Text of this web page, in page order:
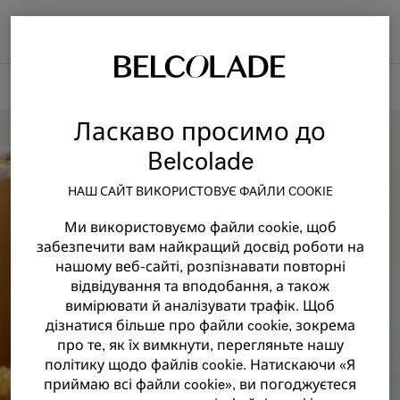
Ласкаво просимо до
Belcolade
НАШ САЙТ ВИКОРИСТОВУЄ ФАЙЛИ COOKIE
Ми використовуємо файли cookie, щоб
забезпечити вам найкращий досвід роботи на
нашому веб-сайті, розпізнавати повторні
відвідування та вподобання, а також
вимірювати й аналізувати трафік. Щоб
дізнатися більше про файли cookie, зокрема
про те, як їх вимкнути, перегляньте нашу
політику щодо файлів cookie. Натискаючи «Я
приймаю всі файли cookie», ви погоджуєтеся